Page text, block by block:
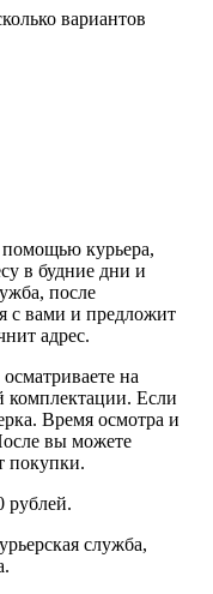
вариантов
помощью курьера,
в будние дни и
после
с вами и предложит
адрес.
на
комплектации. Если
Время осмотра и
вы можете
покупки.
рублей.
служба,